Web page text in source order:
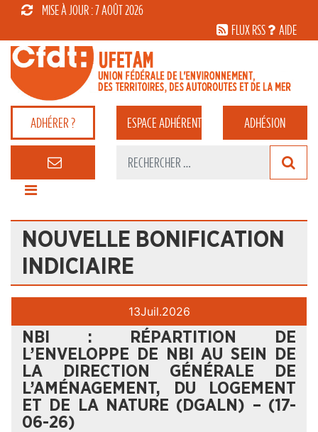
MISE À JOUR : 7 AOÛT 2026
FLUX RSS
AIDE
ADHÉRER ? ESPACEADHÉRENT ADHÉSION
NOUVELLE BONIFICATION
INDICIAIRE
13Juil.2026
NBI : RÉPARTITION DE
L’ENVELOPPE DE NBI AU SEIN DE
LA DIRECTION GÉNÉRALE DE
L’AMÉNAGEMENT, DU LOGEMENT
ET DE LA NATURE (DGALN) – (17-
06-26)